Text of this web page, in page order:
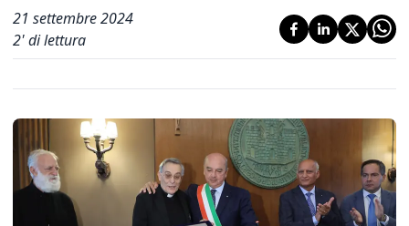
21 settembre 2024
2' di lettura